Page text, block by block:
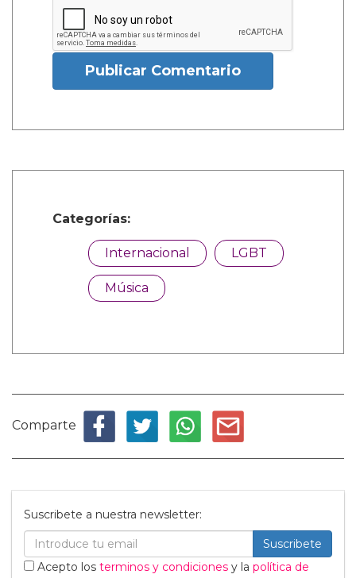
Publicar Comentario
Categorías:
Internacional LGBT
Música
Comparte
Suscribete a nuestra newsletter:
Suscribete
Acepto los terminos y condiciones y la política de